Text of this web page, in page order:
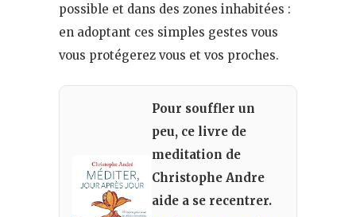
possible et dans des zones inhabitées :
en adoptant ces simples gestes vous
vous protégerez vous et vos proches.
Pour souffler un
peu, ce livre de
meditation de
Christophe Andre
aide a se recentrer.